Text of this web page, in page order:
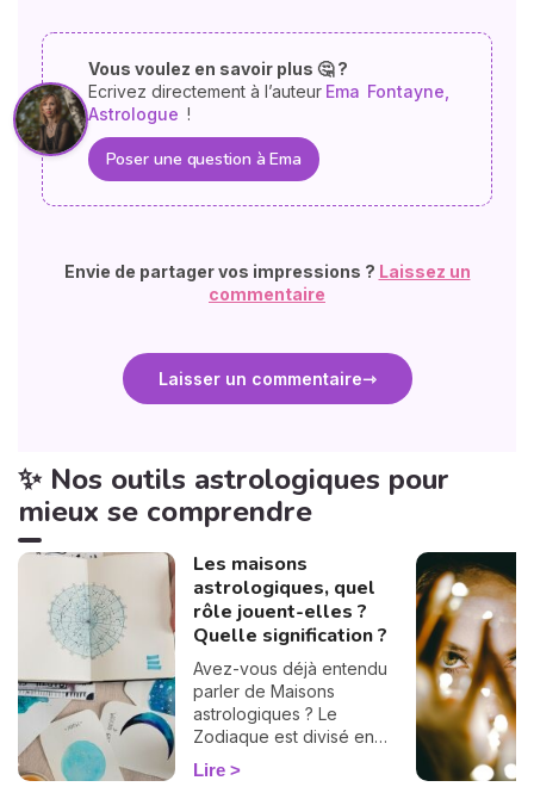
Vous voulez en savoir plus 🤔 ?
Ecrivez directement à l’auteur Ema Fontayne,
Astrologue !
Poser une question à Ema
Envie de partager vos impressions ? Laissez un
commentaire
Laisser un commentaire
✨ Nos outils astrologiques pour
mieux se comprendre
Les maisons
astrologiques, quel
rôle jouent-elles ?
Quelle signification ?
Avez-vous déjà entendu
parler de Maisons
astrologiques ? Le
Zodiaque est divisé en
douze Maisons et chacune
correspond à une sphère
Lire